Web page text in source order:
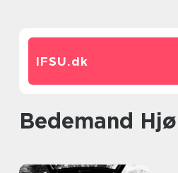
IFSU.dk
bedemand